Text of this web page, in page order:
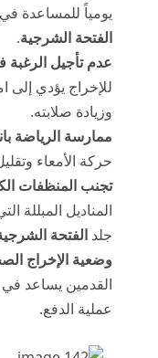
يومياً للمساعدة
الفتحة الشرجية.
عدم تأجيل الرغبة
للإخراج يؤدي إلى
وزيادة صلابته.
ممارسة الرياضة
حركة الأمعاء
تجنب المنظفات
المناديل
جلد الفتحة
وضعية الإخراج
القدمين يساعد
عملية الدفع.